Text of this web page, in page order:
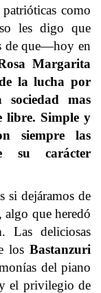
como
les digo que
de que—hoy en
Margarita
la lucha por
mas
libre. Simple y
siempre las
su carácter
si dejáramos de
algo que heredó
. Las deliciosas
los Bastanzuri
del piano
el privilegio de